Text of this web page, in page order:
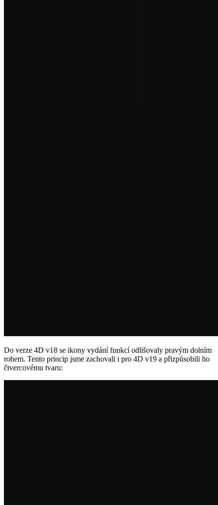
Do verze 4D v18 se ikony vydání funkcí odlišovaly pravým dolním
rohem. Tento princip jsme zachovali i pro 4D v19 a přizpůsobili ho
čtvercovému tvaru: